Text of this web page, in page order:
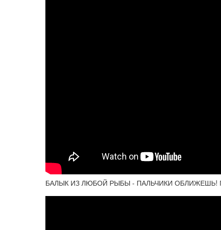
БАЛЫК ИЗ ЛЮБОЙ РЫБЫ - ПАЛЬЧИКИ ОБЛИЖЕШЬ!